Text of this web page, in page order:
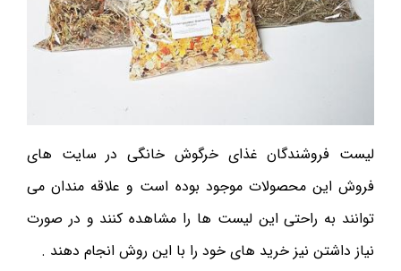
لیست فروشندگان غذای خرگوش خانگی در سایت های
فروش این محصولات موجود بوده است و علاقه مندان می
توانند به راحتی این لیست ها را مشاهده کنند و در صورت
نیاز داشتن نیز خرید های خود را با این روش انجام دهند .